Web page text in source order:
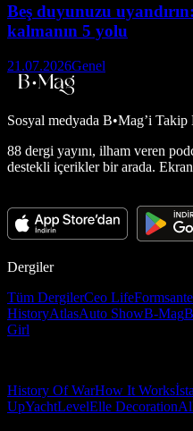
Beş duyunuzu
kalmanın 5 yolu
21.07.2026Genel
Sosyal medyada B•Mag’i Takip
88 dergi yayını, ilham veren
destekli içerikler bir arada.
Dergiler
Tüm DergilerCeo LifeFormsante
HistoryAtlasAuto ShowB-Mag
Girl
History Of WarHow It Works
UpYachtLevelElle Decoration